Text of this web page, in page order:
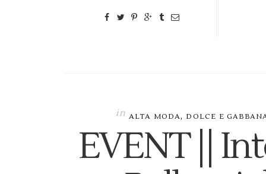
in ALTA MODA, DOLCE E
EVENT ||